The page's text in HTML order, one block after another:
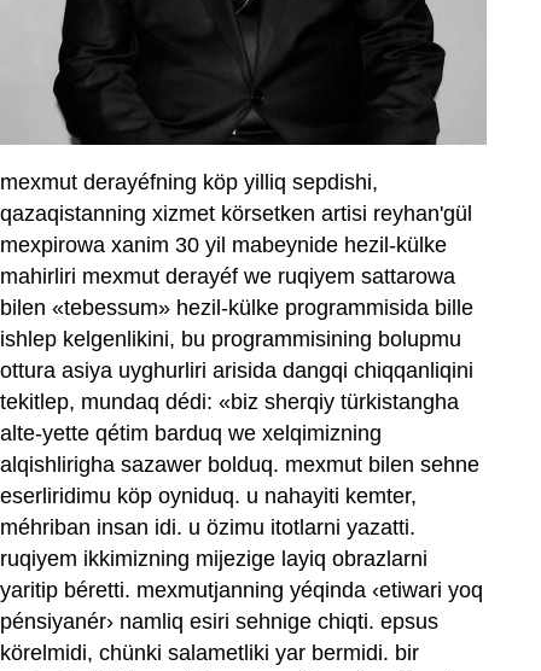
mexmut derayéfning köp yilliq sepdishi,
qazaqistanning xizmet körsetken artisi reyhan'gül
mexpirowa xanim 30 yil mabeynide hezil-külke
mahirliri mexmut derayéf we ruqiyem sattarowa
bilen «tebessum» hezil-külke programmisida bille
ishlep kelgenlikini, bu programmisining bolupmu
ottura asiya uyghurliri arisida dangqi chiqqanliqini
tekitlep, mundaq dédi: «biz sherqiy türkistangha
alte-yette qétim barduq we xelqimizning
alqishlirigha sazawer bolduq. mexmut bilen sehne
eserliridimu köp oyniduq. u nahayiti kemter,
méhriban insan idi. u özimu itotlarni yazatti.
ruqiyem ikkimizning mijezige layiq obrazlarni
yaritip béretti. mexmutjanning yéqinda ‹etiwari yoq
pénsiyanér› namliq esiri sehnige chiqti. epsus
körelmidi, chünki salametliki yar bermidi. bir